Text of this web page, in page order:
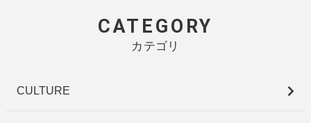
CATEGORY
カテゴリ
CULTURE